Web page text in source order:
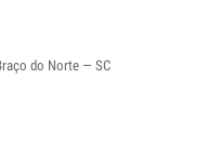
do Norte — SC